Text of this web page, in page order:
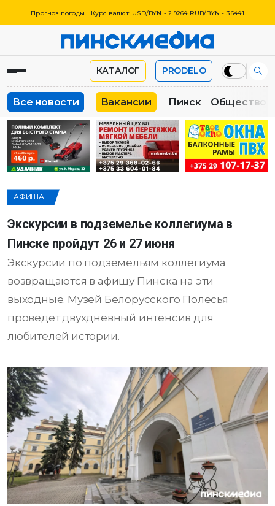
Прогноз погоды Курс валют: USD/BYN - 2.9264 RUB/BYN - 3.6441
КАТАЛОГ PRODELO
Все новости Вакансии Пинск Общество
АФИША
Экскурсии в подземелье коллегиума в
Пинске пройдут 26 и 27 июня
Экскурсии по подземельям коллегиума
возвращаются в афишу Пинска на эти
выходные. Музей Белорусского Полесья
проведет двухдневный интенсив для
любителей истории.